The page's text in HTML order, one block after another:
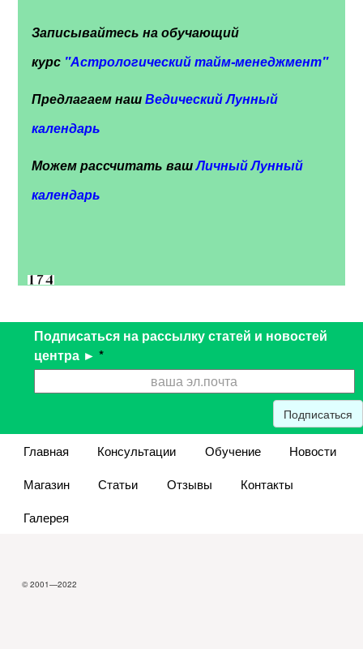
Записывайтесь на обучающий
курс "Астрологический тайм-менеджмент"
Предлагаем нашВедический Лунный
календарь
Можем рассчитать вашЛичный Лунный
календарь
Подписаться на рассылку статей и новостей
центра ► *
Подписаться
Главная Консультации Обучение
Новости
Магазин
Статьи Отзывы
Контакты
Галерея
© 2001—2022